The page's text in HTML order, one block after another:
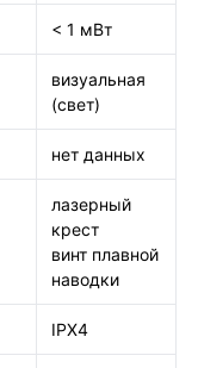
< 1 мВт
визуальная
(свет)
нет данных
лазерный
крест
винт плавной
наводки
IPX4